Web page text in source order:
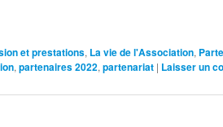
et prestations, La vie de l'Association,
,partenaires 2022,partenariat | Laisser un